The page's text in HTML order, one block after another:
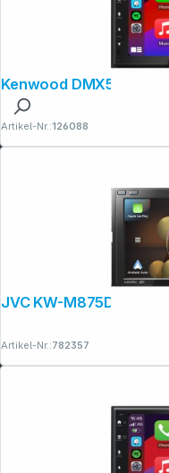
Kenwood DMX5023DAB
Artikel-Nr.:126088
JVC KW-M875DBW
Artikel-Nr.:782357